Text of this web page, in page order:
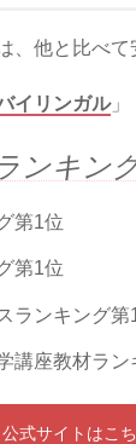
、他と比べ
イリンガル」
ンキン
第1位
第1位
ランキング第
講座教材ラン
公式サイトはこ